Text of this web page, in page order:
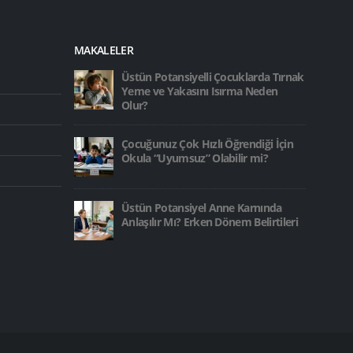
MAKALELER
Üstün Potansiyelli Çocuklarda Tırnak
Yeme ve Yakasını Isırma Neden
Olur?
Çocuğunuz Çok Hızlı Öğrendiği İçin
Okula “Uyumsuz” Olabilir mi?
Üstün Potansiyel Anne Karnında
Anlaşılır Mı? Erken Dönem Belirtileri